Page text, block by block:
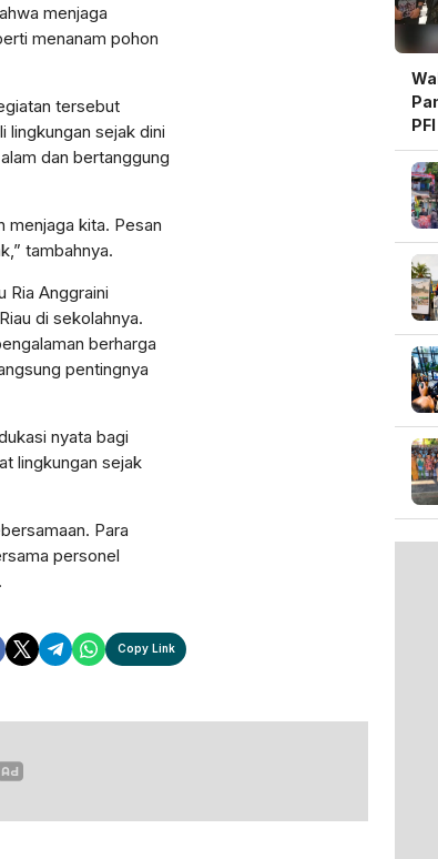
menjaga
menanam pohon
tersebut
lingkungan sejak dini
dan bertanggung
menjaga kita. Pesan
tambahnya.
Ria Anggraini
di sekolahnya.
berharga
pentingnya
nyata bagi
lingkungan sejak
Para
personel
Copy Link